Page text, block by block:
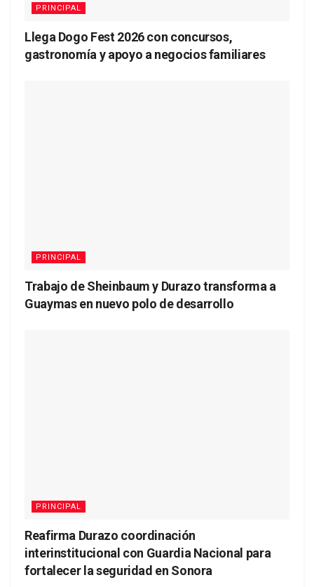
PRINCIPAL
Llega Dogo Fest 2026 con concursos,
gastronomía y apoyo a negocios familiares
PRINCIPAL
Trabajo de Sheinbaum y Durazo transforma a
Guaymas en nuevo polo de desarrollo
PRINCIPAL
Reafirma Durazo coordinación
interinstitucional con Guardia Nacional para
fortalecer la seguridad en Sonora